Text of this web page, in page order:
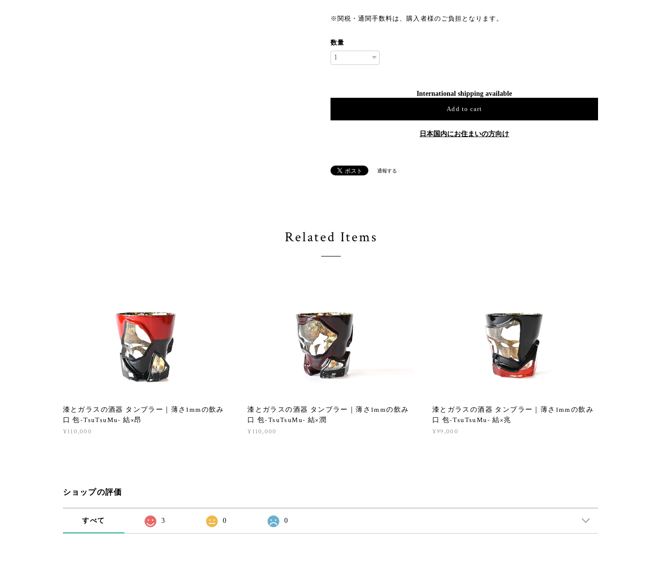
※関税・通関手数料は、購入者様のご負担となります。
数量
International shipping available
Add to cart
日本国内にお住まいの方向け
通報する
Related Items
漆とガラスの酒器 タンブラー｜薄さ1mmの飲み
口 包-TsuTsuMu- 結×昂
¥110,000
漆とガラスの酒器 タンブラー｜薄さ1mmの飲み
口 包-TsuTsuMu- 結×潤
¥110,000
漆とガラスの酒器 タンブラー｜薄さ1mmの飲み
口 包-TsuTsuMu- 結×兆
¥99,000
ショップの評価
すべて 3 0 0